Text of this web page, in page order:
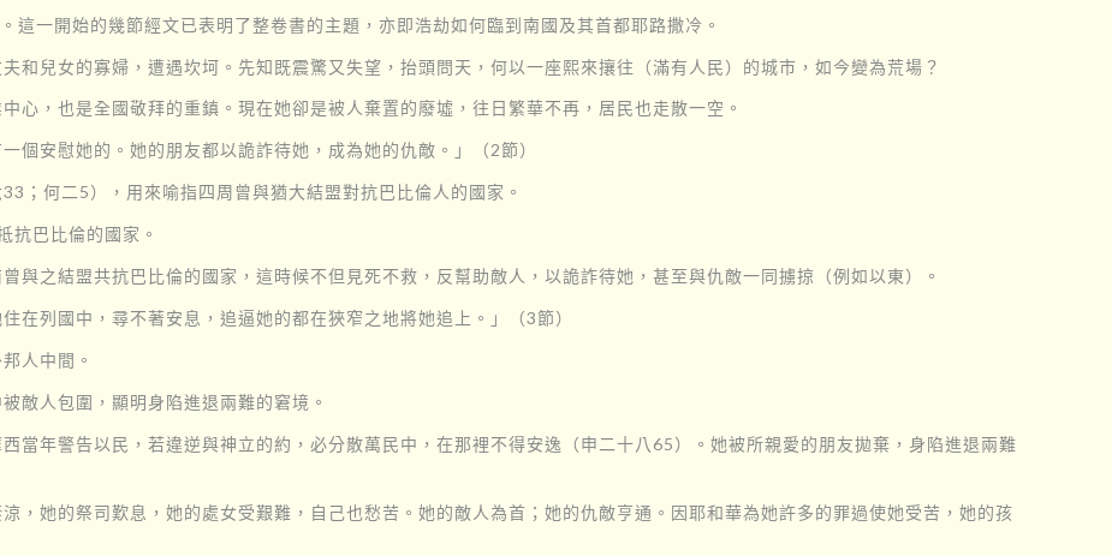
這一開始的幾節經文已表明了整卷書的主題，亦即浩劫如何臨到南國及其首都耶路撒冷。
和兒女的寡婦，遭遇坎坷。先知既震驚又失望，抬頭問天，何以一座熙來攘往（滿有人民）的城市，如今變為荒場？
心，也是全國敬拜的重鎮。現在她卻是被人棄置的廢墟，往日繁華不再，居民也走散一空。
個安慰她的。她的朋友都以詭詐待她，成為她的仇敵。」（2節）
；何二5），用來喻指四周曾與猶大結盟對抗巴比倫人的國家。
抗巴比倫的國家。
與之結盟共抗巴比倫的國家，這時候不但見死不救，反幫助敵人，以詭詐待她，甚至與仇敵一同擄掠（例如以東）。
在列國中，尋不著安息，追逼她的都在狹窄之地將她追上。」（3節）
人中間。
敵人包圍，顯明身陷進退兩難的窘境。
當年警告以民，若違逆與神立的約，必分散萬民中，在那裡不得安逸（申二十八65）。她被所親愛的朋友拋棄，身陷進退兩難
，她的祭司歎息，她的處女受艱難，自己也愁苦。她的敵人為首；她的仇敵亨通。因耶和華為她許多的罪過使她受苦，她的孩